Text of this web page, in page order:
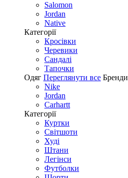
Salomon
Jordan
Native
Категорії
Кросівки
Черевики
Сандалі
Tапочки
Одяг Переглянути все Бренди
Nike
Jordan
Carhartt
Категорії
Куртки
Світшоти
Худі
Штани
Легінси
Футболки